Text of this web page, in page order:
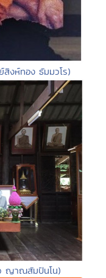
สิงห์ทอง ธัมมวโร)
ญาณสัมปันโน)